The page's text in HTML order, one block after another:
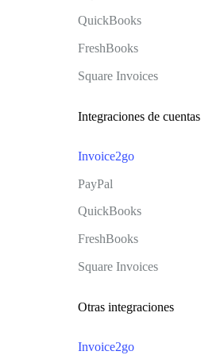
Integraciones de cuentas
Otras integraciones